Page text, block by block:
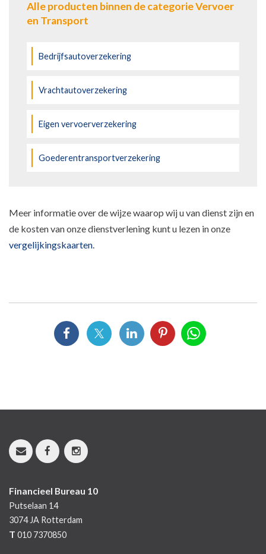
Alle producten binnen de categorie Vervoer
en Transport
Bedrijfsautoverzekering
Vrachtautoverzekering
Eigen vervoerverzekering
Goederentransportverzekering
Meer informatie over de wijze waarop wij u van dienst zijn en
de kosten van onze dienstverlening kunt u lezen in onze
vergelijkingskaarten.
Financieel Bureau 10
Putselaan 14
3074 JA Rotterdam
T 010 7370850